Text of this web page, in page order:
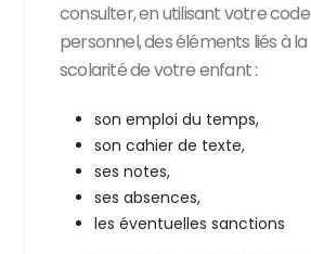
consulter, en utilisant votre code
personnel, deséléments liés à la
scolarité de votre enfant :
son emploi du temps,
son cahier de texte,
ses notes,
ses absences,
les éventuelles sanctions